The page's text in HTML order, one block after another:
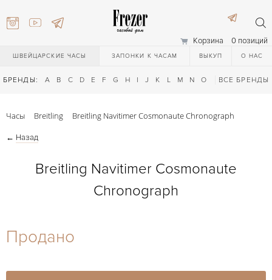
Корзина 0 позиций
ШВЕЙЦАРСКИЕ ЧАСЫ ЗАПОНКИ К ЧАСАМ ВЫКУП О НАС
БРЕНДЫ: A B C D E F G H I J K L M N O Q R S T
ВСЕ БРЕНДЫ
27-44
Часы Breitling Breitling Navitimer Cosmonaute Chronograph
← Назад
Breitling Navitimer Cosmonaute
Chronograph
Продано